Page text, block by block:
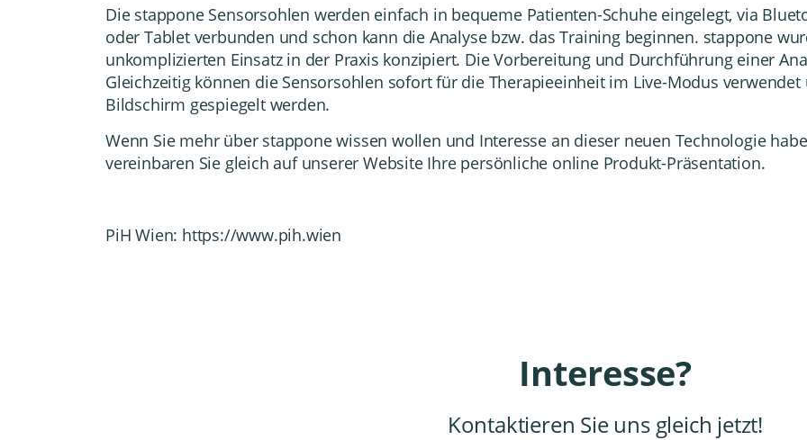
Die stappone Sensorsohlen werden einfach in bequeme Patienten-Schuhe eingelegt, via
oder Tablet verbunden und schon kann die Analyse bzw. das Training beginnen. stappone
unkomplizierten Einsatz in der Praxis konzipiert. Die Vorbereitung und Durchführung einer
Gleichzeitig können die Sensorsohlen sofort für die Therapieeinheit im Live-Modus
Bildschirm gespiegelt werden.
Wenn Sie mehr über stappone wissen wollen und Interesse an dieser neuen Technologie
vereinbaren Sie gleich auf unserer Website Ihre persönliche online Produkt-Präsentation.
PiH Wien: https://www.pih.wien
Interesse?
Kontaktieren Sie uns gleich jetzt!